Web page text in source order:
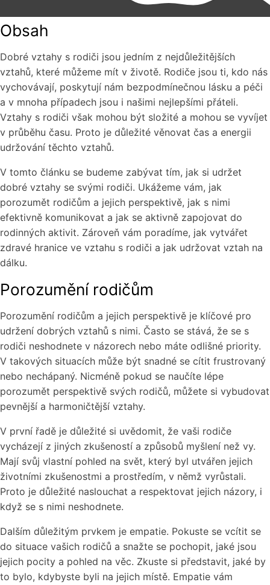
Obsah
Dobré vztahy s rodiči jsou jedním z nejdůležitějších
vztahů, které můžeme mít v životě. Rodiče jsou ti, kdo nás
vychovávají, poskytují nám bezpodmínečnou lásku a péči
a v mnoha případech jsou i našimi nejlepšími přáteli.
Vztahy s rodiči však mohou být složité a mohou se vyvíjet
v průběhu času. Proto je důležité věnovat čas a energii
udržování těchto vztahů.
V tomto článku se budeme zabývat tím, jak si udržet
dobré vztahy se svými rodiči. Ukážeme vám, jak
porozumět rodičům a jejich perspektivě, jak s nimi
efektivně komunikovat a jak se aktivně zapojovat do
rodinných aktivit. Zároveň vám poradíme, jak vytvářet
zdravé hranice ve vztahu s rodiči a jak udržovat vztah na
dálku.
Porozumění rodičům
Porozumění rodičům a jejich perspektivě je klíčové pro
udržení dobrých vztahů s nimi. Často se stává, že se s
rodiči neshodnete v názorech nebo máte odlišné priority.
V takových situacích může být snadné se cítit frustrovaný
nebo nechápaný. Nicméně pokud se naučíte lépe
porozumět perspektivě svých rodičů, můžete si vybudovat
pevnější a harmoničtější vztahy.
V první řadě je důležité si uvědomit, že vaši rodiče
vycházejí z jiných zkušeností a způsobů myšlení než vy.
Mají svůj vlastní pohled na svět, který byl utvářen jejich
životními zkušenostmi a prostředím, v němž vyrůstali.
Proto je důležité naslouchat a respektovat jejich názory, i
když se s nimi neshodnete.
Dalším důležitým prvkem je empatie. Pokuste se vcítit se
do situace vašich rodičů a snažte se pochopit, jaké jsou
jejich pocity a pohled na věc. Zkuste si představit, jaké by
to bylo, kdybyste byli na jejich místě. Empatie vám